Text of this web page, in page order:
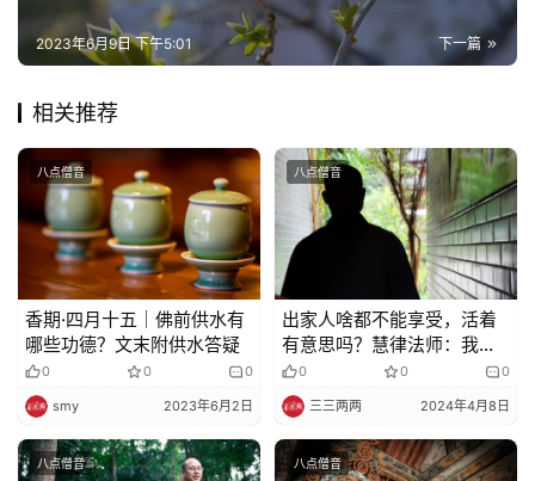
下一篇
2023年6月9日 下午5:01
相关推荐
八点僧音
香期·四月十五｜佛前供水有
哪些功德？文末附供水答疑
0 0 0
smy 2023年6月2日
八点僧音
出家人啥都不能享受，活着
有意思吗？慧律法师：我们
的意思才多呢！
0 0 0
三三两两 2024年4月8日
八点僧音 八点僧音